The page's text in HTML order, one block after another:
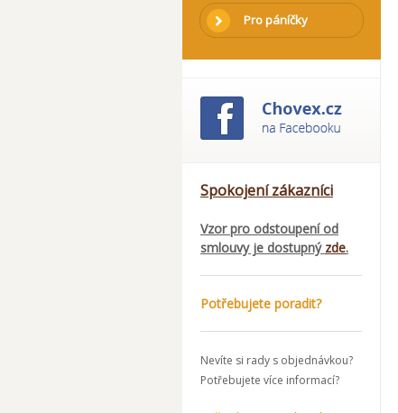
Pro páníčky
Spokojení zákazníci
Vzor pro odstoupení od
smlouvy je dostupný zde.
Potřebujete poradit?
Nevíte si rady s objednávkou?
Potřebujete více informací?